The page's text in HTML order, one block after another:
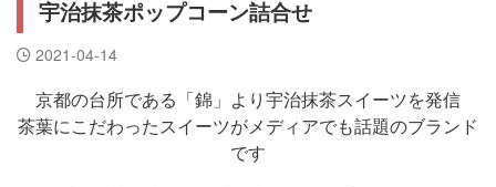
宇治抹茶ポップコーン詰合せ
2021-04-14
京都の台所である「錦」より宇治抹茶スイーツを発信
茶葉にこだわったスイーツがメディアでも話題のブランド
です